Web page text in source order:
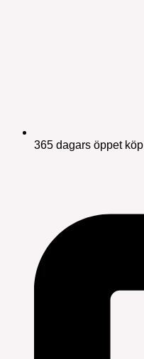
365 dagars öppet köp